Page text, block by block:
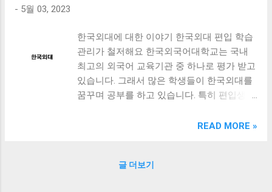
다양한 할인 혜택과 빠른배송 혜택을 놓치지 않도록 먼저 확
도 많고, 가격도 다양해서 결정이 많이 어려우시죠? 특히 블
루투스키보드 같은 상품을 고를 때는 더 고민이 많을 수 밖에
없습니다. 다양한 상품들을 상세스펙 과 가격 을 꼼꼼히 비교
해서 구매하실 수 있도록 순위 추천 해드릴게요. 특가상품 보
러가기 추천상품 Best 유니콘 멀티페어링 스마트폰 태블릿
- 5월 03, 2023
한국외대에 대한 이야기 한국외대 편입 학습
관리가 철저해요 한국외국어대학교는 국내
최고의 외국어 교육기관 중 하나로 평가 받고
있습니다. 그래서 많은 학생들이 한국외대를
꿈꾸며 공부를 하고 있습니다. 특히 편입생들
관리가 필요합니다. 그러나 걱정하지 마세요!
해 학생들은 더욱 높은 성적을 얻을 수 있게
READ MORE »
글 더보기